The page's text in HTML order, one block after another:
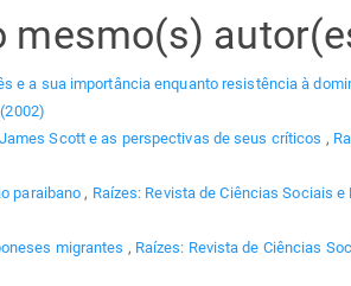
mesmo(s)
e a sua importância enquanto resistência à
Scott e as perspectivas de seus críticos ,
paraibano, Raízes: Revista de Ciências Sociais e
migrantes , Raízes: Revista de Ciências